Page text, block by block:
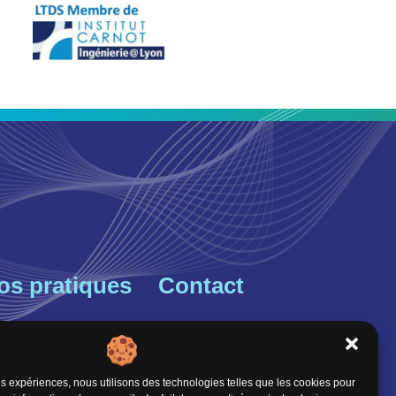
expériences, nous utilisons des technologies telles que les cookies pour
pratiques
du LTDS
Contact